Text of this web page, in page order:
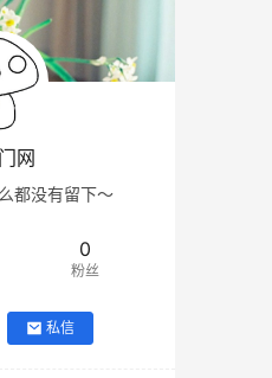
网
都没有留下～
0
粉丝
私信